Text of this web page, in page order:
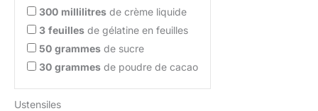
300 millilitres de crème liquide
3 feuilles de gélatine en feuilles
50 grammes de sucre
30 grammes de poudre de cacao
Ustensiles